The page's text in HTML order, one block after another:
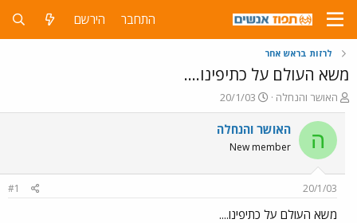
התחבר הירשם
לרזות בראש אחר
משא העולם על כתיפינו....
פ
ו
ת
ח
ה
ש
א
האושר והנחלה
פ
ו
ר
ם
ר
20/1/03
ה האושר והנחלה
New member
20/1/03
#1
משא העולם על כתיפינו....